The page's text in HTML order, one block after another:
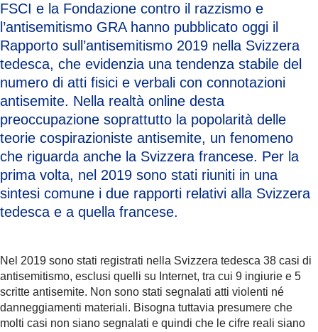
FSCI e la Fondazione contro il razzismo e
l’antisemitismo GRA hanno pubblicato oggi il
Rapporto sull’antisemitismo 2019 nella Svizzera
tedesca, che evidenzia una tendenza stabile del
numero di atti fisici e verbali con connotazioni
antisemite. Nella realtà online desta
preoccupazione soprattutto la popolarità delle
teorie cospirazioniste antisemite, un fenomeno
che riguarda anche la Svizzera francese. Per la
prima volta, nel 2019 sono stati riuniti in una
sintesi comune i due rapporti relativi alla Svizzera
tedesca e a quella francese.
Nel 2019 sono stati registrati nella Svizzera tedesca 38 casi di
antisemitismo, esclusi quelli su Internet, tra cui 9 ingiurie e 5
scritte antisemite. Non sono stati segnalati atti violenti né
danneggiamenti materiali. Bisogna tuttavia presumere che
molti casi non siano segnalati e quindi che le cifre reali siano